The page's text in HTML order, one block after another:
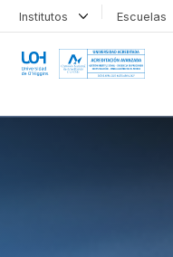
Institutos Escuelas